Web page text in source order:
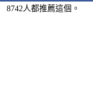
8742人都推薦這個。